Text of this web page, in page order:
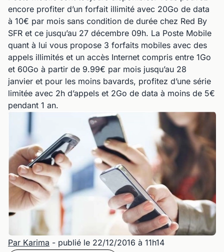
encore profiter d’un forfait illimité avec 20Go de data
à 10€ par mois sans condition de durée chez Red By
SFR et ce jusqu’au 27 décembre 09h. La Poste Mobile
quant à lui vous propose 3 forfaits mobiles avec des
appels illimités et un accès Internet compris entre 1Go
et 60Go à partir de 9.99€ par mois jusqu’au 28
janvier et pour les moins bavards, profitez d’une série
limitée avec 2h d’appels et 2Go de data à moins de 5€
pendant 1 an.
Par Karima - publié le 22/12/2016 à 11h14